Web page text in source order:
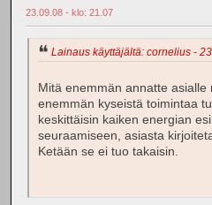
23.09.08 - klo: 21.07
Lainaus käyttäjältä: cornelius -
Mitä enemmän annatte asialle
enemmän kyseistä toimintaa
keskittäisin kaiken energian
seuraamiseen, asiasta
Ketään se ei tuo takaisin.